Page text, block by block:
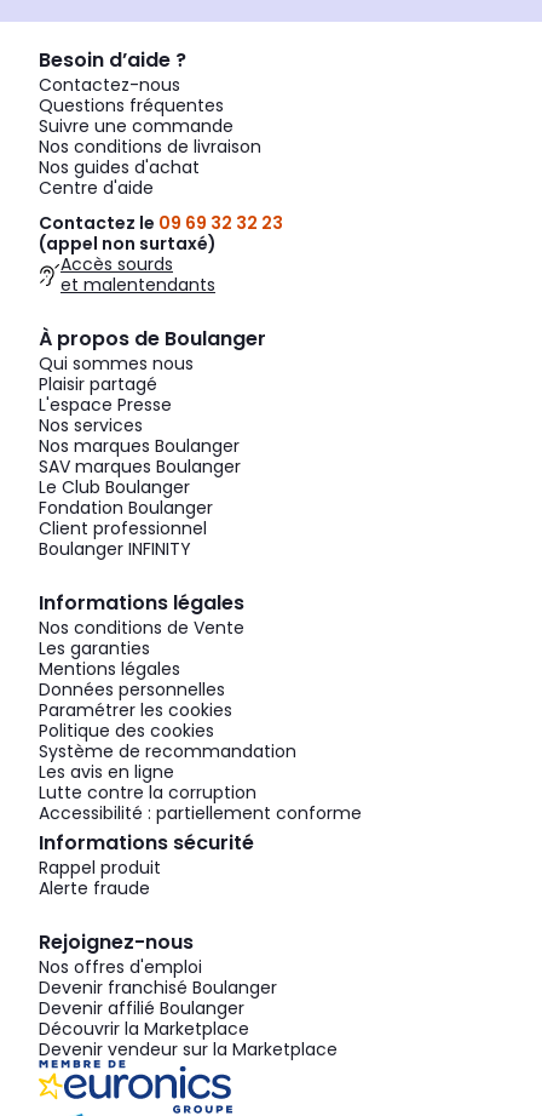
Besoin d’aide ?
Contactez-nous
Questions fréquentes
Suivre une commande
Nos conditions de livraison
Nos guides d'achat
Centre d'aide
Contactez le 09 69 32 32 23
(appel non surtaxé)
Accès sourds
et malentendants
À propos de Boulanger
Qui sommes nous
Plaisir partagé
L'espace Presse
Nos services
Nos marques Boulanger
SAV marques Boulanger
Le Club Boulanger
Fondation Boulanger
Client professionnel
Boulanger INFINITY
Informations légales
Nos conditions de Vente
Les garanties
Mentions légales
Données personnelles
Paramétrer les cookies
Politique des cookies
Système de recommandation
Les avis en ligne
Lutte contre la corruption
Accessibilité : partiellement conforme
Informations sécurité
Rappel produit
Alerte fraude
Rejoignez-nous
Nos offres d'emploi
Devenir franchisé Boulanger
Devenir affilié Boulanger
Découvrir la Marketplace
Devenir vendeur sur la Marketplace